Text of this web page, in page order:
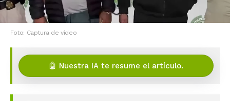
Foto: Captura de video
🤖 Nuestra IA te resume el artículo.